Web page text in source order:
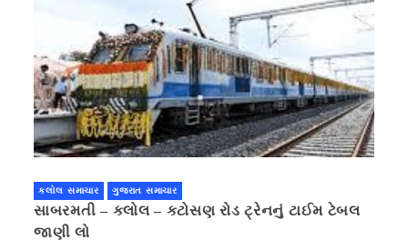
કલોલ સમાચાર ગુજરાત સમાચાર
સાબરમતી – કલોલ – કટોસણ રોડ ટ્રેનનું ટાઈમ ટેબલ
જાણી લો